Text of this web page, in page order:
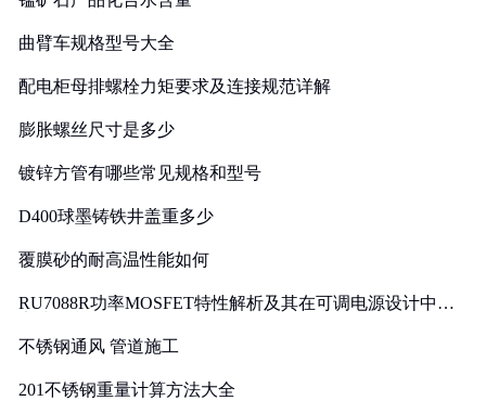
曲臂车规格型号大全
配电柜母排螺栓力矩要求及连接规范详解
膨胀螺丝尺寸是多少
镀锌方管有哪些常见规格和型号
D400球墨铸铁井盖重多少
覆膜砂的耐高温性能如何
RU7088R功率MOSFET特性解析及其在可调电源设计中的
不锈钢通风 管道施工
201不锈钢重量计算方法大全